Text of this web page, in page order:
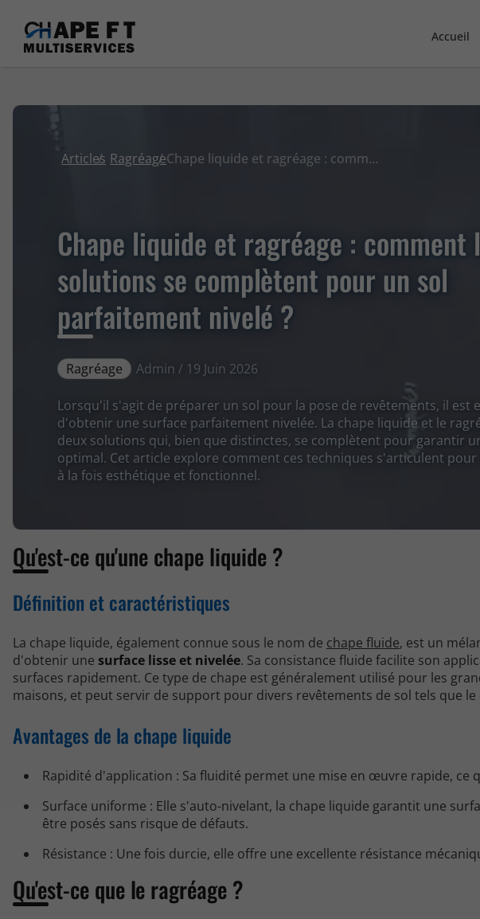
Accueil
Articles Ragréage Chape liquide et ragréage : comment les deux solutions se complètent pour un sol parfaitement nivelé ?
Chape liquide et ragréage : comment
solutions se complètent pour un sol
parfaitement nivelé ?
Ragréage Admin / 19 Juin 2026
Lorsqu'il s'agit de préparer un sol pour la pose de revêtements, il est
d'obtenir une surface parfaitement nivelée. La chape liquide et le
deux solutions qui, bien que distinctes, se complètent pour garantir
optimal. Cet article explore comment ces techniques s'articulent
à la fois esthétique et fonctionnel.
Qu'est-ce qu'une chape liquide ?
Définition et caractéristiques
La chape liquide, également connue sous le nom de chape fluide, est un
d'obtenir une surface lisse et nivelée. Sa consistance fluide facilite son
surfaces rapidement. Ce type de chape est généralement utilisé pour les
maisons, et peut servir de support pour divers revêtements de sol tels que
Avantages de la chape liquide
Rapidité d'application : Sa fluidité permet une mise en œuvre rapide, ce
Surface uniforme : Elle s'auto-nivelant, la chape liquide garantit une
être posés sans risque de défauts.
Résistance : Une fois durcie, elle offre une excellente résistance
Qu'est-ce que le ragréage ?